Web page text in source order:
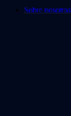
Sobre nosotros